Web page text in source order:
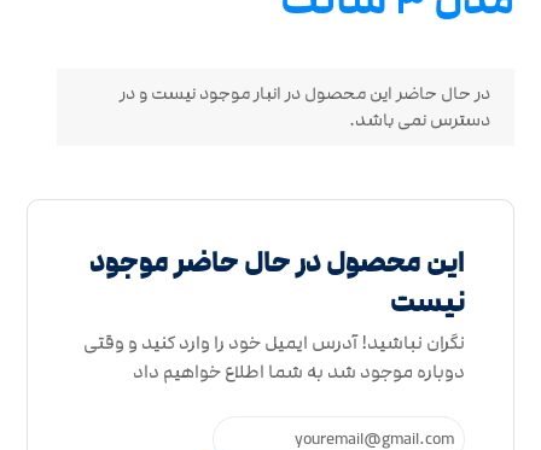
در حال حاضر این محصول در انبار موجود نیست و در
دسترس نمی باشد.
این محصول در حال حاضر موجود
نیست
نگران نباشید! آدرس ایمیل خود را وارد کنید و وقتی
دوباره موجود شد به شما اطلاع خواهیم داد